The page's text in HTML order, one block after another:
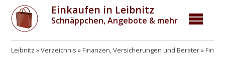
Einkaufen in Leibnitz
Schnäppchen, Angebote & mehr
Leibnitz Verzeichnis Finanzen, Versicherungen und Berater